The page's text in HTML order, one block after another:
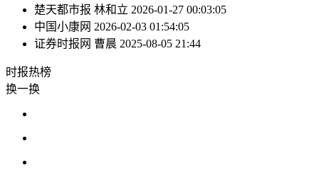
楚天都市报 林和立 2026-01-27 00:03:05
中国小康网 2026-02-03 01:54:05
证券时报网 曹晨 2025-08-05 21:44
时报热榜
换一换